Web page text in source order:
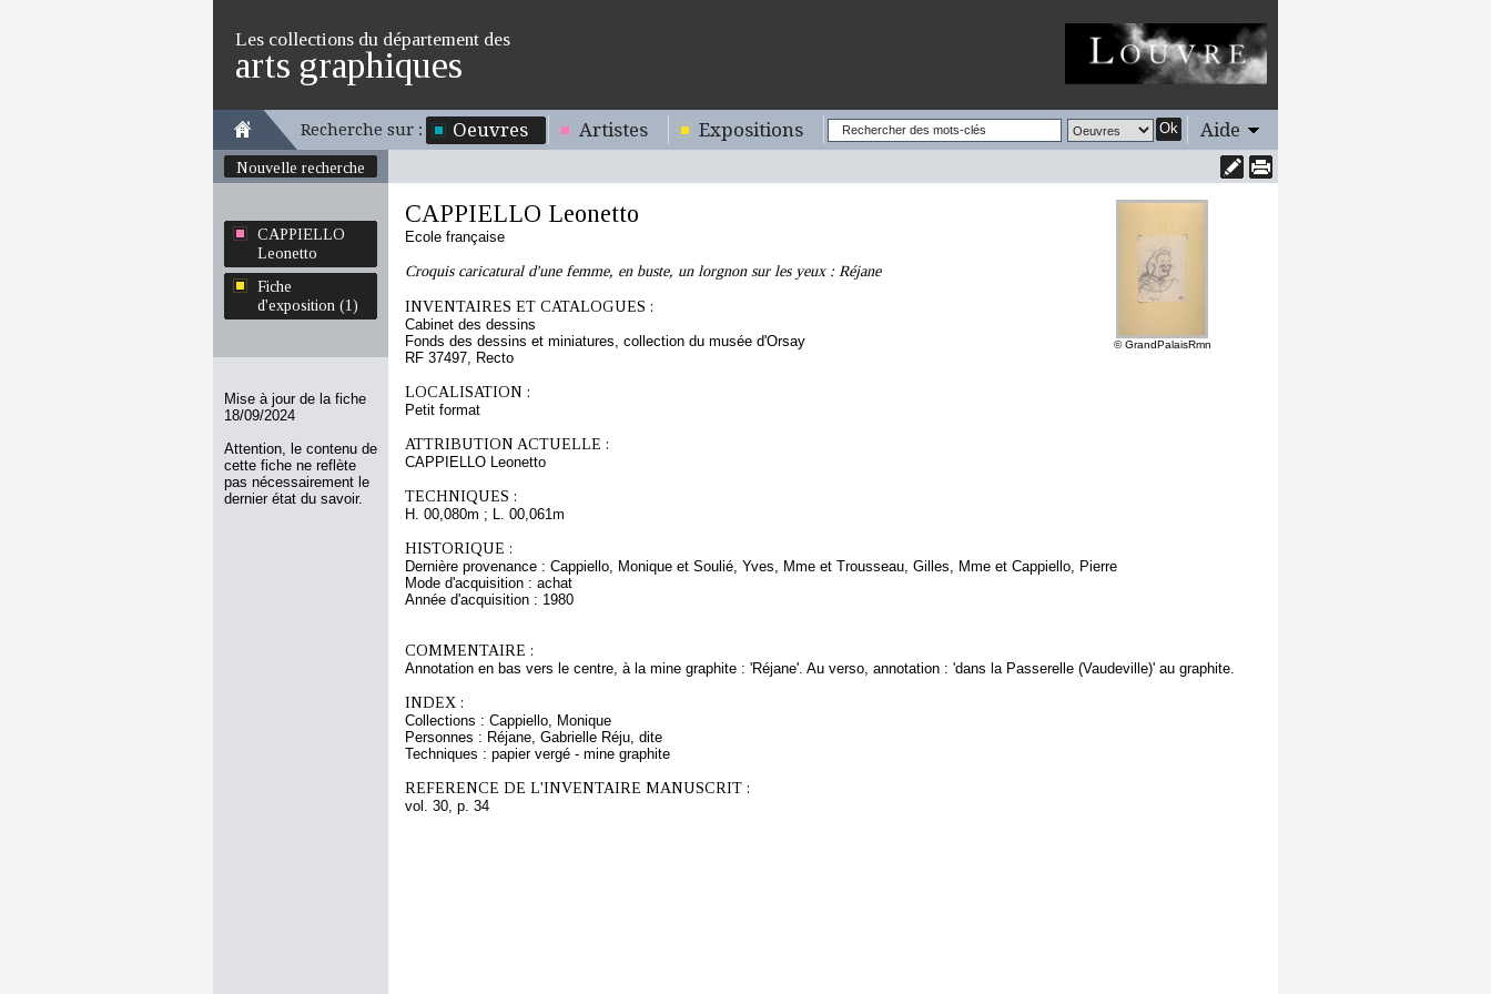
Les collections du département des
arts graphiques
Recherche sur : Oeuvres Artistes Expositions Ok Aide
Nouvelle recherche
CAPPIELLO
Leonetto
Fiche
d'exposition (1)
Mise à jour de la fiche
18/09/2024
Attention, le contenu de
cette fiche ne reflète
pas nécessairement le
dernier état du savoir.
© GrandPalaisRmn
CAPPIELLO Leonetto
Ecole française
Croquis caricatural d'une femme, en buste, un lorgnon sur les yeux : Réjane
INVENTAIRES ET CATALOGUES :
Cabinet des dessins
Fonds des dessins et miniatures, collection du musée d'Orsay
RF 37497, Recto
LOCALISATION :
Petit format
ATTRIBUTION ACTUELLE :
CAPPIELLO Leonetto
TECHNIQUES :
H. 00,080m ; L. 00,061m
HISTORIQUE :
Dernière provenance : Cappiello, Monique et Soulié, Yves, Mme et Trousseau, Gilles, Mme et Cappiello, Pierre
Mode d'acquisition : achat
Année d'acquisition : 1980
COMMENTAIRE :
Annotation en bas vers le centre, à la mine graphite : 'Réjane'. Au verso, annotation : 'dans la Passerelle (Vaudeville)' au graphite.
INDEX :
Collections : Cappiello, Monique
Personnes : Réjane, Gabrielle Réju, dite
Techniques : papier vergé - mine graphite
REFERENCE DE L'INVENTAIRE MANUSCRIT :
vol. 30, p. 34